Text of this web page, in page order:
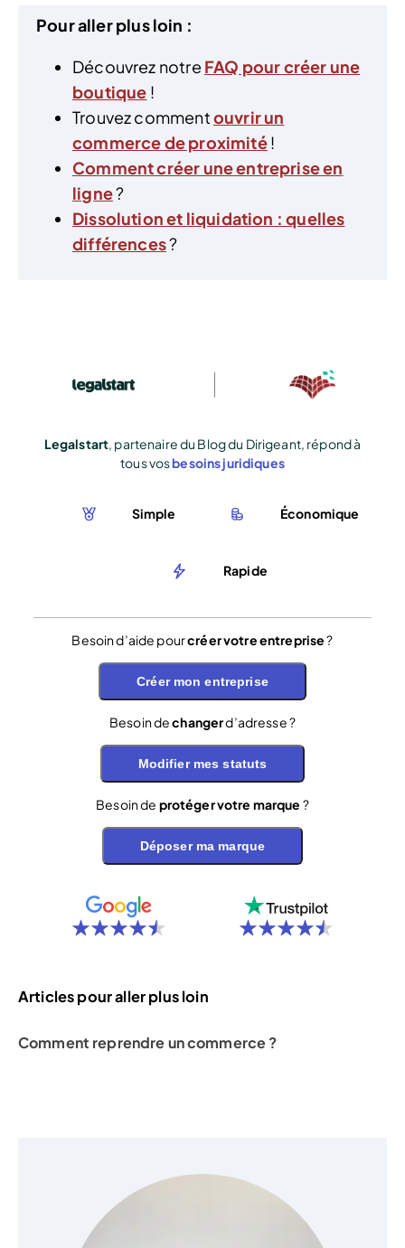
Pour aller plus loin :
Découvrez notre FAQ pour créer une
boutique !
Trouvez commentouvrir un
commerce de proximité!
Comment créer une entreprise en
ligne?
Dissolution et liquidation : quelles
différences?
Legalstart, partenaire du Blog du Dirigeant, répond à
tous vosbesoins juridiques
Simple Économique
Rapide
Besoin d’aide pourcréer votre entreprise?
Créer mon entreprise
Besoin dechangerd’adresse ?
Modifier mes statuts
Besoin de protéger votre marque ?
Déposer ma marque
Articles pour aller plus loin
Comment reprendre un commerce ?